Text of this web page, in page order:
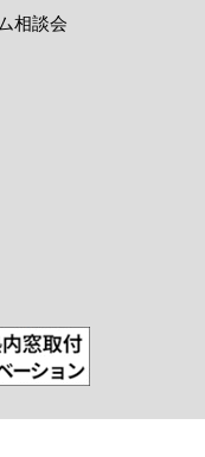
相談会